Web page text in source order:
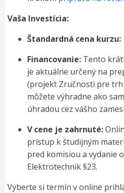
Vaša Investícia:
Štandardná cena kurzu:
Financovanie: Tento
je aktuálne určený na
(projekt Zručnosti pre trh
môžete výhradne ako
úhradou cez vášho
V cene je zahrnuté:
prístup k študijným
pred komisiou a vydanie
Elektrotechnik §23.
Vyberte si termín v online